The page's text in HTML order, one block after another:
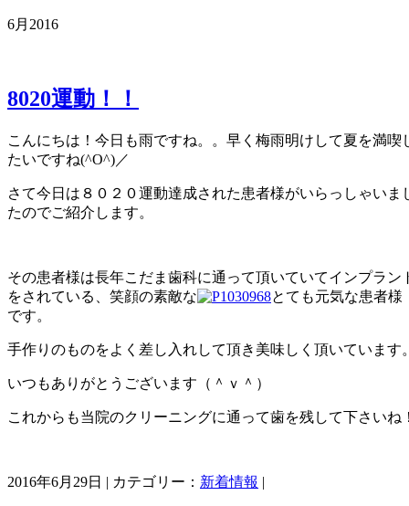
6月2016
8020運動！！
こんにちは！今日も雨ですね。。早く梅雨明けして夏を満喫
たいですね(^O^)／
さて今日は８０２０運動達成された患者様がいらっしゃいま
たのでご紹介します。
その患者様は長年こだま歯科に通って頂いていてインプラン
をされている、笑顔の素敵な
とても元気な患者様
です。
手作りのものをよく差し入れして頂き美味しく頂いています
いつもありがとうございます（＾ｖ＾）
これからも当院のクリーニングに通って歯を残して下さいね
2016年6月29日 | カテゴリー： 新着情報 |